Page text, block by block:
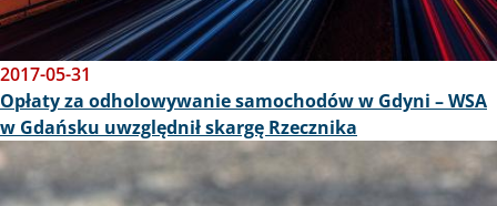
2017-05-31
Opłaty za odholowywanie samochodów w Gdyni – WSA
w Gdańsku uwzględnił skargę Rzecznika
Obraz